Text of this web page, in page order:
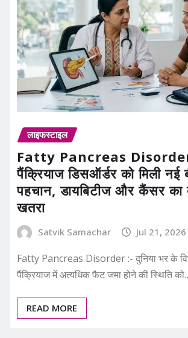
लाइफस्टाइल
Fatty Pancreas
पैंक्रियाज डिसऑर्डर को मिली नई
पहचान, डायबिटीज और कैंसर
खतरा
Satvik Samachar Jul 21, 2026
Fatty Pancreas Disorder :- दुनिया भर के
पैंक्रियाज में अत्यधिक फैट जमा होने की स्थिति
READ MORE